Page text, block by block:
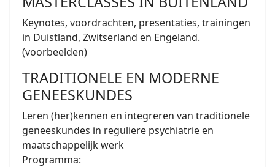
Keynotes, voordrachten, presentaties, trainingen
in Duistland, Zwitserland en Engeland.
(voorbeelden)
TRADITIONELE EN MODERNE
GENEESKUNDES
Leren (her)kennen en integreren van traditionele
geneeskundes in reguliere psychiatrie en
maatschappelijk werk
Programma: